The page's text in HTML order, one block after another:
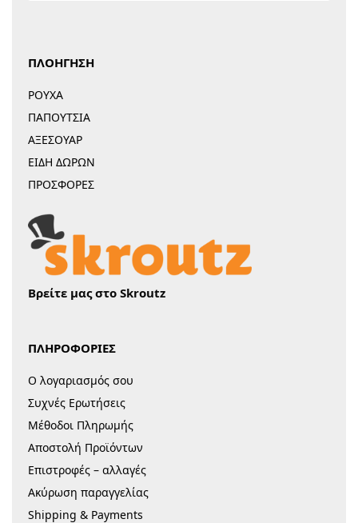
ΠΛΟΗΓΗΣΗ
ΡΟΥΧΑ
ΠΑΠΟΥΤΣΙΑ
ΑΞΕΣΟΥΑΡ
ΕΙΔΗ ΔΩΡΩΝ
ΠΡΟΣΦΟΡΕΣ
Βρείτε μας στο Skroutz
ΠΛΗΡΟΦΟΡΙΕΣ
Ο λογαριασμός σου
Συχνές Ερωτήσεις
Μέθοδοι Πληρωμής
Αποστολή Προϊόντων
Επιστροφές – αλλαγές
Ακύρωση παραγγελίας
Shipping & Payments